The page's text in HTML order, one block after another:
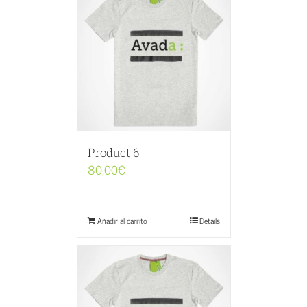
Product 6
80,00€
Añadir al carrito Details